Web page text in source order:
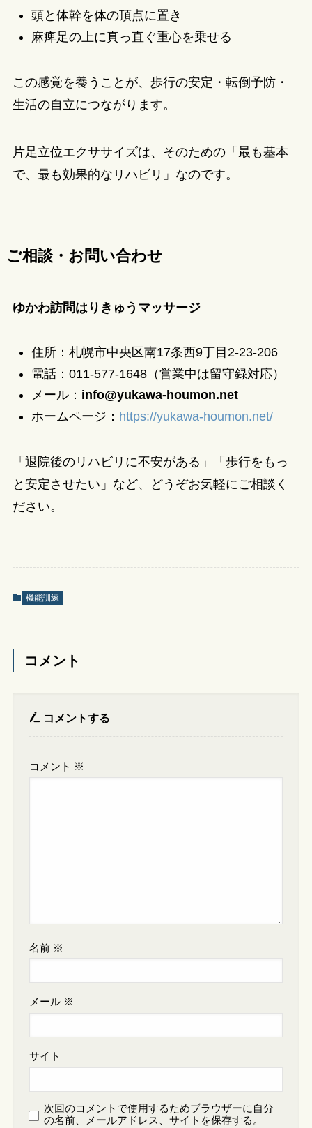
頭と体幹を体の頂点に置き
麻痺足の上に真っ直ぐ重心を乗せる
この感覚を養うことが、歩行の安定・転倒予防・
生活の自立につながります。
片足立位エクササイズは、そのための「最も基本
で、最も効果的なリハビリ」なのです。
ご相談・お問い合わせ
ゆかわ訪問はりきゅうマッサージ
住所：札幌市中央区南17条西9丁目2-23-206
電話：011-577-1648（営業中は留守録対応）
メール： info@yukawa-houmon.net
ホームページ： https://yukawa-houmon.net/
「退院後のリハビリに不安がある」「歩行をもっ
と安定させたい」など、どうぞお気軽にご相談く
ださい。
機能訓練
コメント
コメントする
コメント ※
名前 ※
メール ※
サイト
次回のコメントで使用するためブラウザーに自分
の名前、メールアドレス、サイトを保存する。